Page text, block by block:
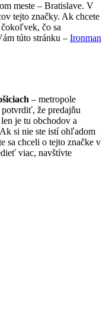
meste – Bratislave. V
tejto značky. Ak chcete
čo sa
túto stránku – Ironman
– metropole
potvrdiť, že predajňu
je tu obchodov a
si nie ste istí ohľadom
sa chceli o tejto značke v
viac, navštívte